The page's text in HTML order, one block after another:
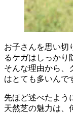
お子さんを思い切
るケガはしっかり
そんな理由から、
はとても多いんで
先ほど述べたよう
天然芝の魅力は、